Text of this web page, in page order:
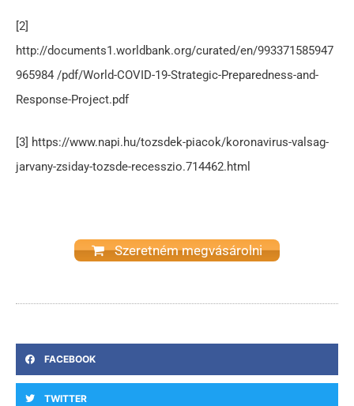
[2]
http://documents1.worldbank.org/curated/en/993371585947
965984 /pdf/World-COVID-19-Strategic-Preparedness-and-
Response-Project.pdf
[3] https://www.napi.hu/tozsdek-piacok/koronavirus-valsag-
jarvany-zsiday-tozsde-recesszio.714462.html
Szeretném megvásárolni
FACEBOOK
TWITTER